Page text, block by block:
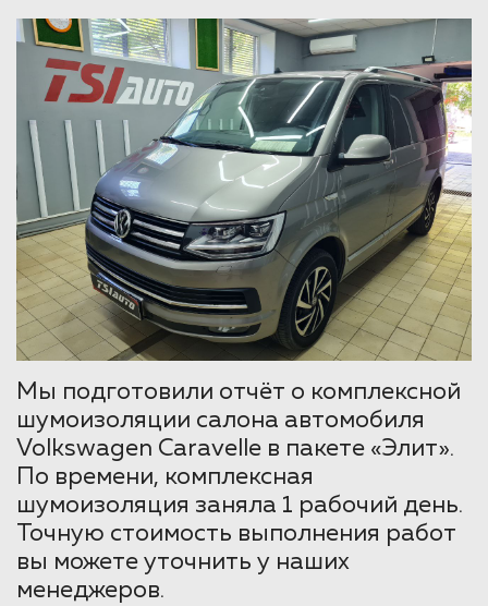
Мы подготовили отчёт о комплексной
шумоизоляции салона автомобиля
Volkswagen Caravelle в пакете «Элит».
По времени, комплексная
шумоизоляция заняла 1 рабочий день.
Точную стоимость выполнения работ
вы можете уточнить у наших
менеджеров.